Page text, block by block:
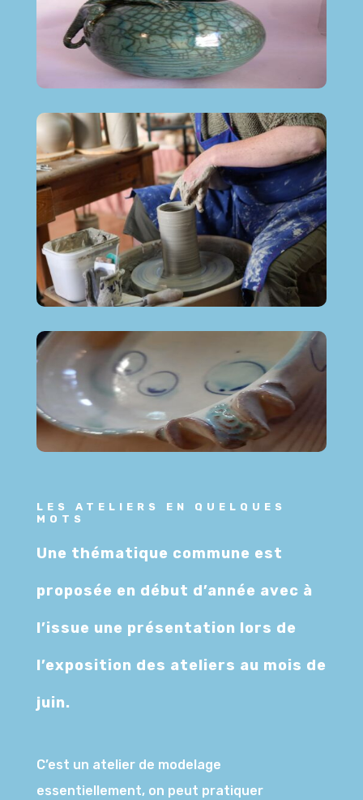
LES ATELIERS EN QUELQUES
MOTS
Une thématique commune est
proposée en début d’année avec à
l’issue une présentation lors de
l’exposition des ateliers au mois de
juin.
C’est un atelier de modelage
essentiellement, on peut pratiquer